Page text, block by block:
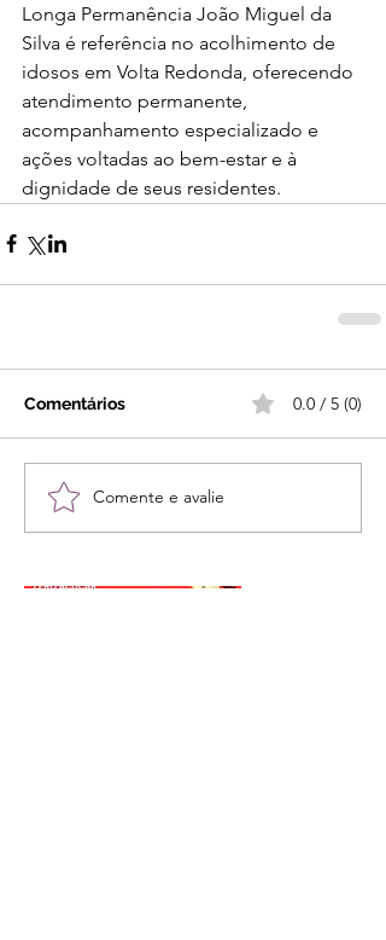
Longa Permanência João Miguel da
Silva é referência no acolhimento de
idosos em Volta Redonda, oferecendo
atendimento permanente,
acompanhamento especializado e
ações voltadas ao bem-estar e à
dignidade de seus residentes.
Comentários 0.0 / 5 (0)
Comente e avalie